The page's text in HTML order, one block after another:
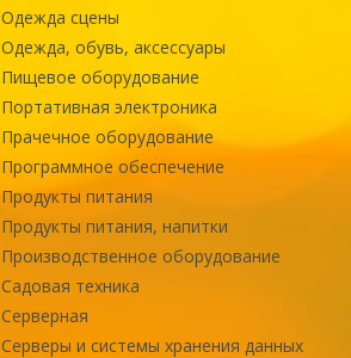
Одежда сцены
Одежда, обувь, аксессуары
Пищевое оборудование
Портативная электроника
Прачечное оборудование
Программное обеспечение
Продукты питания
Продукты питания, напитки
Производственное оборудование
Садовая техника
Серверная
Серверы и системы хранения данных